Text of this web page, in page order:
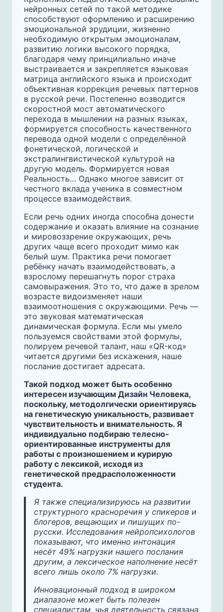
нейронных сетей по такой методике
способствуют оформлению и расширению
эмоциональной эрудиции, жизненно
необходимую открытым эмоционалам,
развитию логики высокого порядка,
благодаря чему принципиально иначе
выстраивается и закрепляется языковая
матрица английского языка и происходит
объективная коррекция речевых паттернов
в русской речи. Постепенно возводится
скоростной мост автоматического
перехода в мышлении на разных языках,
формируется способность качественного
перевода одной модели с определённой
фонетической, логической и
экстралингвистической культурой на
другую модель. Формируется новая
Реальность… Однако многое зависит от
честного вклада ученика в совместном
процессе взаимодействия.
Если речь одних иногда способна донести
содержание и оказать влияние на сознание
и мировоззрение окружающих, речь
других чаще всего проходит мимо как
белый шум. Практика речи помогает
ребёнку начать взаимодействовать, а
взрослому перешагнуть порог страха
самовыражения. Это то, что даже в зрелом
возрасте видоизменяет наши
взаимоотношения с окружающими. Речь —
это звуковая математическая
динамическая формула. Если мы умело
пользуемся свойствами этой формулы,
полируем речевой талант, наш «QR-код»
читается другими без искажения, наше
послание достигает адресата.
Такой подход может быть особенно
интересен изучающим Дизайн Человека,
поскольку, методолгически ориентируясь
на генетическую уникальность, развивает
чувствительность и внимательность. Я
индивидуально подбираю телесно-
ориентированные инструменты для
работы с произношением и курирую
работу с лексикой, исходя из
генетической предрасположенности
студента.
Я также специализируюсь на развитии
структурного красноречия у спикеров и
блогеров, вещающих и пишущих по-
русски. Исследования нейропсихологов
показывают, что именно интонация
несёт 49% нагрузки нашего послания
другим, а лексическое наполнение несёт
всего лишь около 7% нагрузки.
Инновационный подход в широком
диапазоне может быть полезен
специалистам, чья деятельность связана